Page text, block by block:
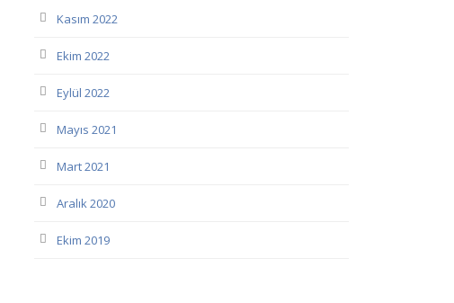
Kasım 2022
Ekim 2022
Eylül 2022
Mayıs 2021
Mart 2021
Aralık 2020
Ekim 2019